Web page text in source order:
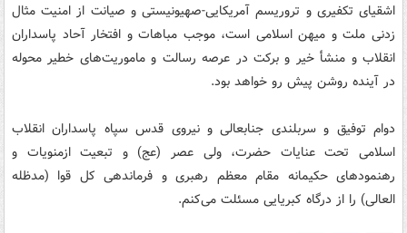
اشقیای تکفیری و تروریسم آمریکایی-صهیونیستی و صیانت از امنیت مثال
زدنی ملت و میهن اسلامی است، موجب مباهات و افتخار آحاد پاسداران
انقلاب و منشأ خیر و برکت در عرصه رسالت و ماموریت‌های خطیر محوله
در آینده روشن پیش رو خواهد بود.
دوام توفیق و سربلندی جنابعالی و نیروی قدس سپاه پاسداران انقلاب
اسلامی تحت عنایات حضرت، ولی عصر (عج) و تبعیت ازمنویات و
رهنمودهای حکیمانه مقام معظم رهبری و فرماندهی کل قوا (مدظله
العالی) را از درگاه کبریایی مسئلت می‌کنم.